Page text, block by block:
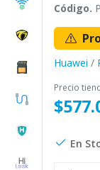
Código.
Huawei /
Precio
En